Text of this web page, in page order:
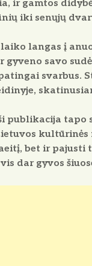
ir gamtos
iki senųjų
langas į
gyveno savo
publikacija
kultūrinės
bet ir pajusti
dar gyvos